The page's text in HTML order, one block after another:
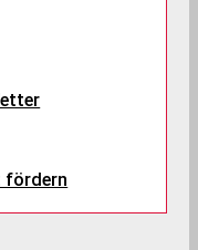
fördern